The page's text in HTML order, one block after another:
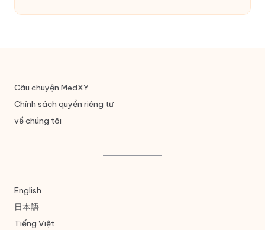
Câu chuyện MedXY
Chính sách quyền riêng tư
về chúng tôi
English
日本語
Tiếng Việt